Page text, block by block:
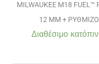
MILWAUKEE M18
12 ΜΜ +
Διαθέσιμο